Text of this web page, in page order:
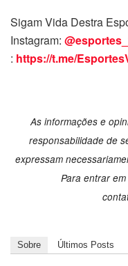
Sigam Vida Destra
Instagram:
: https://t.me/
As informações e
responsabilidade de
expressam
Para entrar
Sobre Últimos Posts